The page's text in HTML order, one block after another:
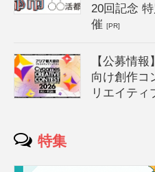
20回記念
催[PR]
【公募情
向け創作コ
リエイティ
特集